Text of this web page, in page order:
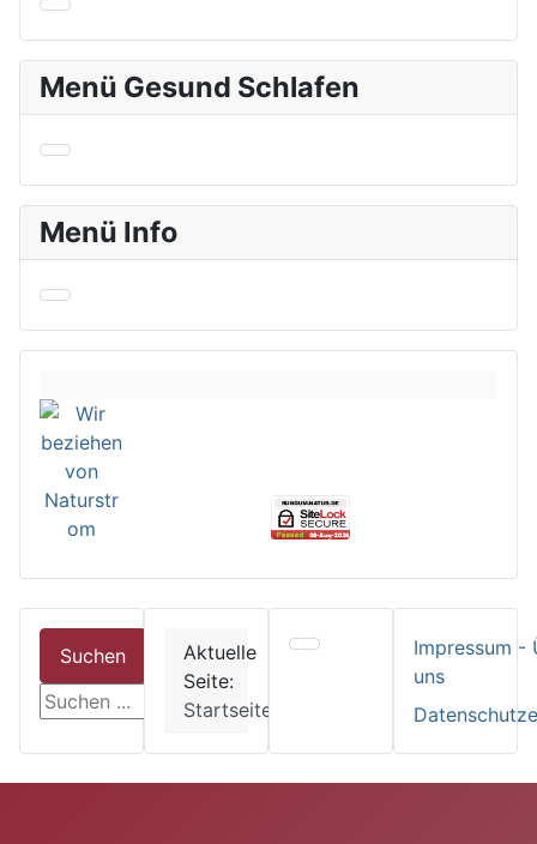
Menü Gesund Schlafen
Menü Info
Suchen
suchen
Aktuelle
Seite:
Startseite
Impressum -
uns